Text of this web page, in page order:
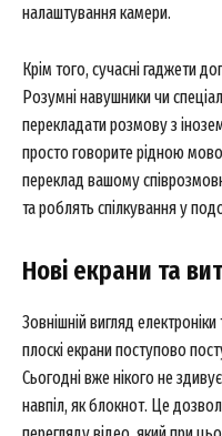
налаштування камери.
Крім того, сучасні гаджети
Розумні навушники чи
перекладати розмову з
просто говорите рідною
переклад вашому
та роблять спілкування у
Нові екрани та
Зовнішній вигляд
плоскі екрани поступово
Сьогодні вже нікого не
навпіл, як блокнот. Це